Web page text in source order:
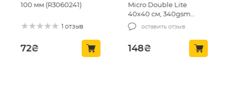
Micro Double Lite
(MCS-03/1)
оставить отзыв
MCS Waffle Towel
40х40см, 450г/м2
140